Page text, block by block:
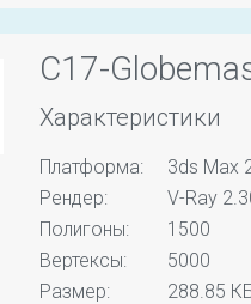
C17-
Характеристики
Платформа:
3ds Max
Рендер:
V-Ray
Полигоны:
1500
Вертексы:
5000
Размер:
288.85